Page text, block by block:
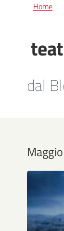
Briciole
di
Home
dal